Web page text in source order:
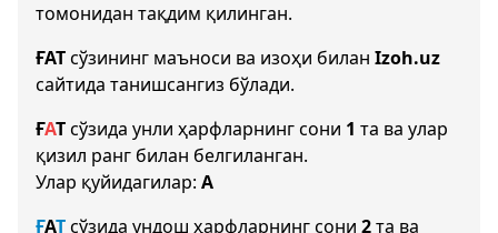
томонидан тақдим қилинган.
ҒАТсўзининг маъноси ва изоҳи билан Izoh.uz
сайтида танишсангиз бўлади.
ҒАТсўзида унли ҳарфларнинг сони 1 та ва улар
қизил ранг билан белгиланган.
Улар қуйидагилар: А
ҒАТсўзида ундош ҳарфларнинг сони 2та ва